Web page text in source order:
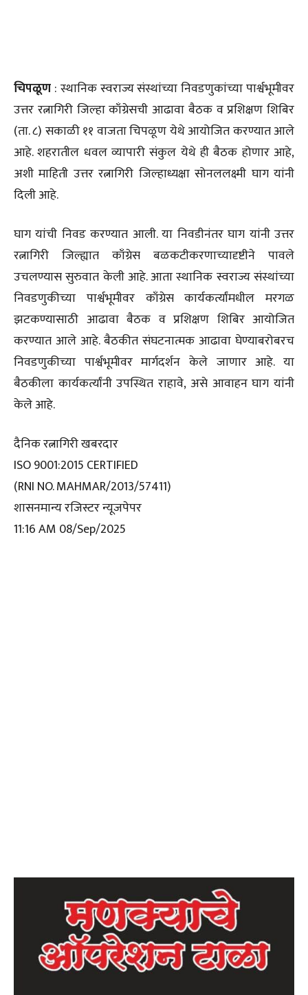
चिपळूण : स्थानिक स्वराज्य संस्थांच्या निवडणुकांच्या पार्श्वभूमीवर
उत्तर रत्नागिरी जिल्हा काँग्रेसची आढावा बैठक व प्रशिक्षण शिबिर
(ता. ८) सकाळी ११ वाजता चिपळूण येथे आयोजित करण्यात आले
आहे. शहरातील धवल व्यापारी संकुल येथे ही बैठक होणार आहे,
अशी माहिती उत्तर रत्नागिरी जिल्हाध्यक्षा सोनललक्ष्मी घाग यांनी
दिली आहे.
घाग यांची निवड करण्यात आली. या निवडीनंतर घाग यांनी उत्तर
रत्नागिरी जिल्ह्यात काँग्रेस बळकटीकरणाच्यादृष्टीने पावले
उचलण्यास सुरुवात केली आहे. आता स्थानिक स्वराज्य संस्थांच्या
निवडणुकीच्या पार्श्वभूमीवर काँग्रेस कार्यकर्त्यांमधील मरगळ
झटकण्यासाठी आढावा बैठक व प्रशिक्षण शिबिर आयोजित
करण्यात आले आहे. बैठकीत संघटनात्मक आढावा घेण्याबरोबरच
निवडणुकीच्या पार्श्वभूमीवर मार्गदर्शन केले जाणार आहे. या
बैठकीला कार्यकर्त्यांनी उपस्थित राहावे, असे आवाहन घाग यांनी
केले आहे.
दैनिक रत्नागिरी खबरदार
ISO 9001:2015 CERTIFIED
(RNI NO. MAHMAR/2013/57411)
शासनमान्य रजिस्टर न्यूजपेपर
11:16 AM 08/Sep/2025